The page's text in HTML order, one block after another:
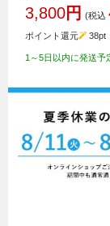
3,800円 (税込
ポイント還元 38pt
1～5日以内に発送予